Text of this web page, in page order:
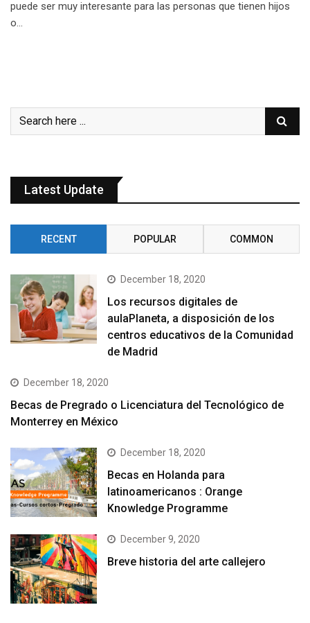
puede ser muy interesante para las personas que tienen hijos
o…
Latest Update
RECENT POPULAR COMMON
December 18, 2020
Los recursos digitales de
aulaPlaneta, a disposición de los
centros educativos de la Comunidad
de Madrid
December 18, 2020
Becas de Pregrado o Licenciatura del Tecnológico de
Monterrey en México
December 18, 2020
Becas en Holanda para
latinoamericanos : Orange
Knowledge Programme
December 9, 2020
Breve historia del arte callejero